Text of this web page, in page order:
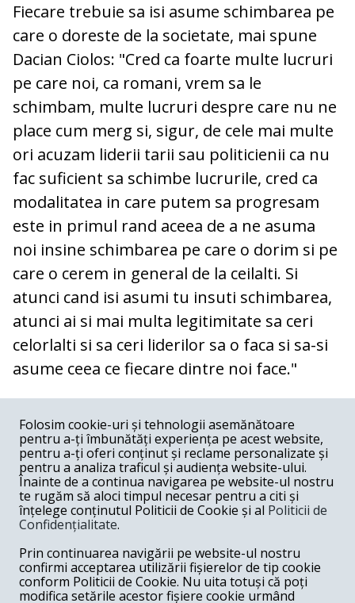
Fiecare trebuie sa isi asume schimbarea pe
care o doreste de la societate, mai spune
Dacian Ciolos: "Cred ca foarte multe lucruri
pe care noi, ca romani, vrem sa le
schimbam, multe lucruri despre care nu ne
place cum merg si, sigur, de cele mai multe
ori acuzam liderii tarii sau politicienii ca nu
fac suficient sa schimbe lucrurile, cred ca
modalitatea in care putem sa progresam
este in primul rand aceea de a ne asuma
noi insine schimbarea pe care o dorim si pe
care o cerem in general de la ceilalti. Si
atunci cand isi asumi tu insuti schimbarea,
atunci ai si mai multa legitimitate sa ceri
celorlalti si sa ceri liderilor sa o faca si sa-si
asume ceea ce fiecare dintre noi face."
COMENTARII
Nume
Email
Folosim cookie-uri și tehnologii asemănătoare
pentru a-ți îmbunătăți experiența pe acest website,
pentru a-ți oferi conținut și reclame personalizate și
pentru a analiza traficul și audiența website-ului.
Înainte de a continua navigarea pe website-ul nostru
te rugăm să aloci timpul necesar pentru a citi și
înțelege conținutul Politicii de Cookie și al Politicii de
Confidențialitate.
Prin continuarea navigării pe website-ul nostru
confirmi acceptarea utilizării fișierelor de tip cookie
conform Politicii de Cookie. Nu uita totuși că poți
modifica setările acestor fișiere cookie urmând